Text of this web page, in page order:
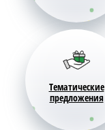
Тематические
предложения